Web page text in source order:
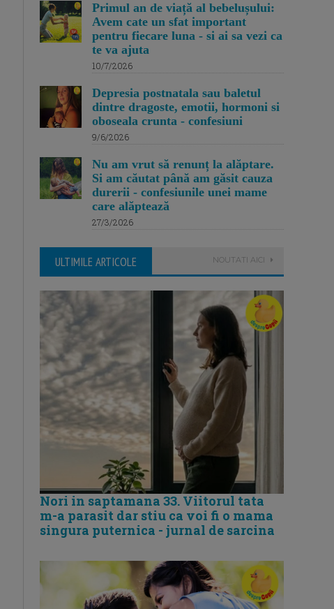
Primul an de viață al bebelușului:
Avem cate un sfat important
pentru fiecare luna - si ai sa vezi ca
te va ajuta
10/7/2026
Depresia postnatala sau baletul
dintre dragoste, emotii, hormoni si
oboseala crunta - confesiuni
9/6/2026
Nu am vrut să renunț la alăptare.
Si am căutat până am găsit cauza
durerii - confesiunile unei mame
care alăptează
27/3/2026
ULTIMILE ARTICOLE NOUTATI AICI
Nori in saptamana 33. Viitorul tata
m-a parasit dar stiu ca voi fi o mama
singura puternica - jurnal de sarcina